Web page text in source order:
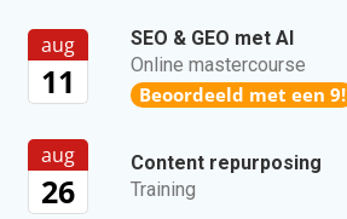
aug
11
SEO & GEO met AI
Online mastercourse
Beoordeeld met een 9!
aug
26
Content repurposing
Training